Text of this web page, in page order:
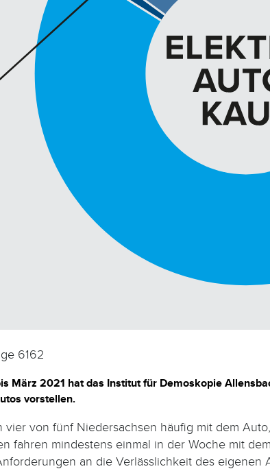
6162
März 2021 hat das Institut für Demoskopie
vorstellen.
von fünf Niedersachsen häufig mit dem
fahren mindestens einmal in der Woche mit
an die Verlässlichkeit des eigenen